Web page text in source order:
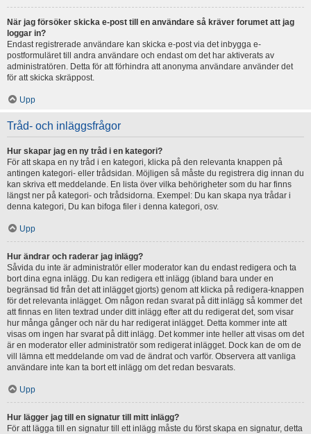
När jag försöker skicka e-post till en användare så kräver forumet att jag
loggar in?
Endast registrerade användare kan skicka e-post via det inbygga e-
postformuläret till andra användare och endast om det har aktiverats av
administratören. Detta för att förhindra att anonyma användare använder det
för att skicka skräppost.
Upp
Tråd- och inläggsfrågor
Hur skapar jag en ny tråd i en kategori?
För att skapa en ny tråd i en kategori, klicka på den relevanta knappen på
antingen kategori- eller trådsidan. Möjligen så måste du registrera dig innan du
kan skriva ett meddelande. En lista över vilka behörigheter som du har finns
längst ner på kategori- och trådsidorna. Exempel: Du kan skapa nya trådar i
denna kategori, Du kan bifoga filer i denna kategori, osv.
Upp
Hur ändrar och raderar jag inlägg?
Såvida du inte är administratör eller moderator kan du endast redigera och ta
bort dina egna inlägg. Du kan redigera ett inlägg (ibland bara under en
begränsad tid från det att inlägget gjorts) genom att klicka på redigera-knappen
för det relevanta inlägget. Om någon redan svarat på ditt inlägg så kommer det
att finnas en liten textrad under ditt inlägg efter att du redigerat det, som visar
hur många gånger och när du har redigerat inlägget. Detta kommer inte att
visas om ingen har svarat på ditt inlägg. Det kommer inte heller att visas om det
är en moderator eller administratör som redigerat inlägget. Dock kan de om de
vill lämna ett meddelande om vad de ändrat och varför. Observera att vanliga
användare inte kan ta bort ett inlägg om det redan besvarats.
Upp
Hur lägger jag till en signatur till mitt inlägg?
För att lägga till en signatur till ett inlägg måste du först skapa en signatur, detta